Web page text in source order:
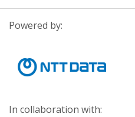
Powered by:
In collaboration with: